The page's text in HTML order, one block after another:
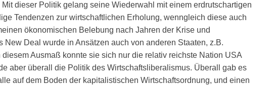
dieser Politik gelang seine Wiederwahl mit einem erdrutschartigen
Tendenzen zur wirtschaftlichen Erholung, wenngleich diese auch
ökonomischen Belebung nach Jahren der Krise und
New Deal wurde in Ansätzen auch von anderen Staaten, z.B.
Ausmaß konnte sie sich nur die relativ reichste Nation USA
aber überall die Politik des Wirtschaftsliberalismus. Überall gab es
auf dem Boden der kapitalistischen Wirtschaftsordnung, und einen